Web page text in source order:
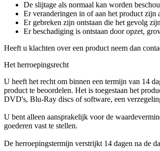
De slijtage als normaal kan worden
Er veranderingen in of aan het product zijn
Er gebreken zijn ontstaan die het gevolg
Er beschadiging is ontstaan door opzet,
Heeft u klachten over een product neem dan
Het herroepingsrecht
U heeft het recht om binnen een termijn van 14
product te beoordelen. Het is toegestaan het
DVD's, Blu-Ray discs of software, een
U bent alleen aansprakelijk voor de
goederen vast te stellen.
De herroepingstermijn verstrijkt 14 dagen na de